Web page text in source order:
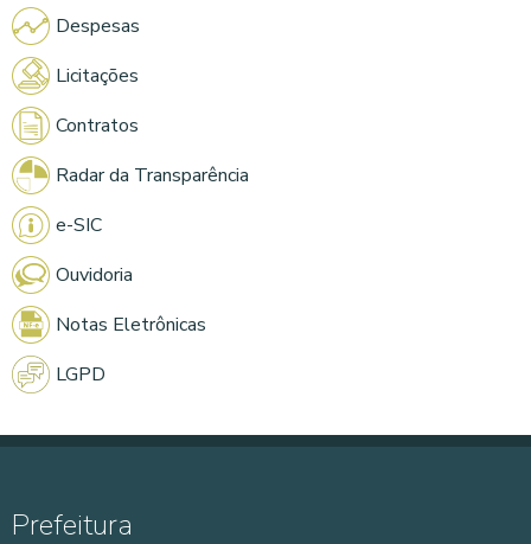
Despesas
Licitações
Contratos
Radar da Transparência
e-SIC
Ouvidoria
Notas Eletrônicas
LGPD
Prefeitura